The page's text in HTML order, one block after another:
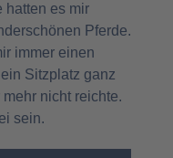
hatten es mir
Pferde.
immer einen
Sitzplatz ganz
nicht reichte.
sein.